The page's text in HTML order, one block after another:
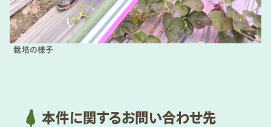
栽培の様子
本件に関するお問い合わせ先